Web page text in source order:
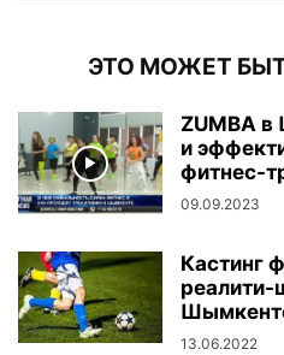
ЭТО МОЖЕТ
ZUMBA в
и
фитнес-
09.09.2023
Кастинг
реалити-
13.06.2022